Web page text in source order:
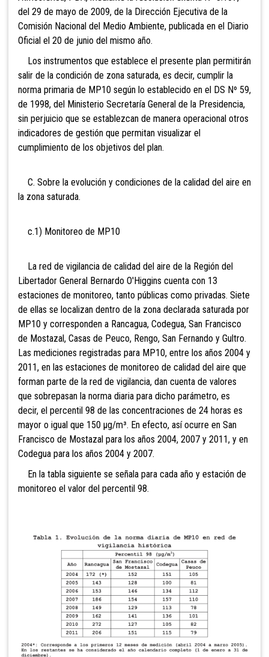
del 29 de mayo de 2009, de la Dirección Ejecutiva de la
Comisión Nacional del Medio Ambiente, publicada en el Diario
Oficial el 20 de junio del mismo año.
Los instrumentos que establece el presente plan permitirán
salir de la condición de zona saturada, es decir, cumplir la
norma primaria de MP10 según lo establecido en el DS Nº 59,
de 1998, del Ministerio Secretaría General de la Presidencia,
sin perjuicio que se establezcan de manera operacional otros
indicadores de gestión que permitan visualizar el
cumplimiento de los objetivos del plan.
C. Sobre la evolución y condiciones de la calidad del aire en
la zona saturada.
c.1) Monitoreo de MP10
La red de vigilancia de calidad del aire de la Región del
Libertador General Bernardo O'Higgins cuenta con 13
estaciones de monitoreo, tanto públicas como privadas. Siete
de ellas se localizan dentro de la zona declarada saturada por
MP10 y corresponden a Rancagua, Codegua, San Francisco
de Mostazal, Casas de Peuco, Rengo, San Fernando y Gultro.
Las mediciones registradas para MP10, entre los años 2004 y
2011, en las estaciones de monitoreo de calidad del aire que
forman parte de la red de vigilancia, dan cuenta de valores
que sobrepasan la norma diaria para dicho parámetro, es
decir, el percentil 98 de las concentraciones de 24 horas es
mayor o igual que 150 µg/m³. En efecto, así ocurre en San
Francisco de Mostazal para los años 2004, 2007 y 2011, y en
Codegua para los años 2004 y 2007.
En la tabla siguiente se señala para cada año y estación de
monitoreo el valor del percentil 98.